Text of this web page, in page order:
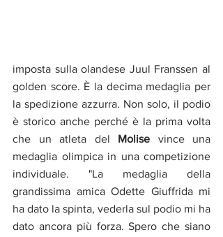
imposta sulla olandese Juul Franssen al
golden score. È la decima medaglia per
la spedizione azzurra. Non solo, il podio
è storico anche perché è la prima volta
che un atleta del Molise vince una
medaglia olimpica in una competizione
individuale. "La medaglia della
grandissima amica Odette Giuffrida mi
ha dato la spinta, vederla sul podio mi ha
dato ancora più forza. Spero che siano